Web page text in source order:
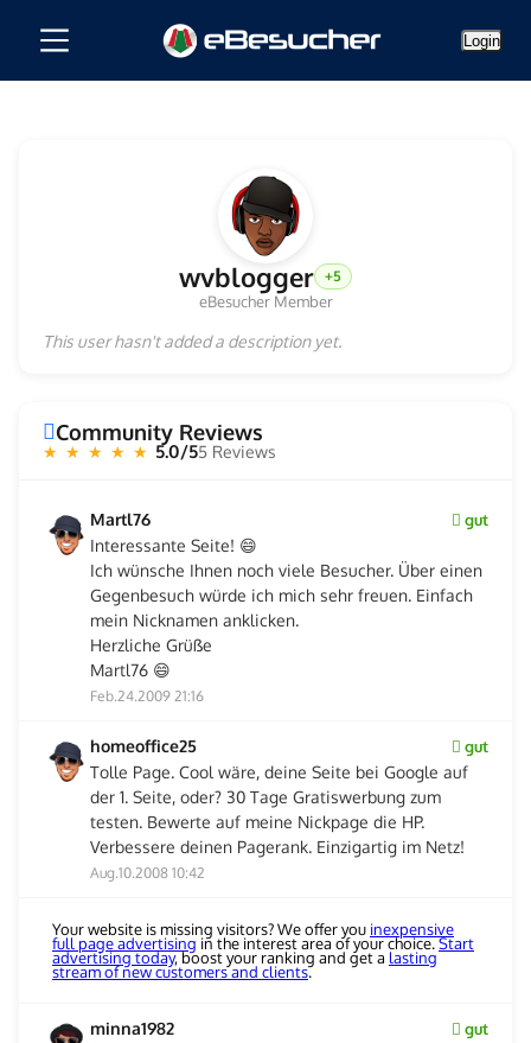
Login
wvblogger +5
eBesucher Member
This user hasn't added a description yet.
Community Reviews
★ ★ ★ ★ ★ 5.0/55 Reviews
Martl76 gut
Interessante Seite! 😄
Ich wünsche Ihnen noch viele Besucher. Über einen
Gegenbesuch würde ich mich sehr freuen. Einfach
mein Nicknamen anklicken.
Herzliche Grüße
Martl76 😄
Feb.24.2009 21:16
homeoffice25 gut
Tolle Page. Cool wäre, deine Seite bei Google auf
der 1. Seite, oder? 30 Tage Gratiswerbung zum
testen. Bewerte auf meine Nickpage die HP.
Verbessere deinen Pagerank. Einzigartig im Netz!
Aug.10.2008 10:42
Your website is missing visitors? We offer you inexpensive
full page advertising in the interest area of your choice.Start
advertising today, boost your ranking and get a lasting
stream of new customers and clients.
minna1982 gut